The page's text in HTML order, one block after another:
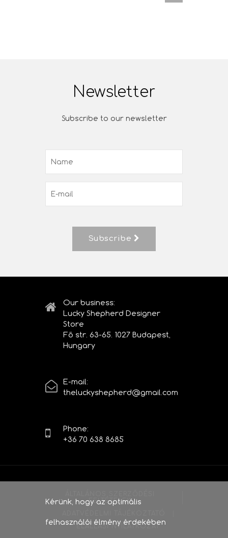
Newsletter
Subscribe to our newsletter
Subscribe
Our business:
Lucky Shepherd Designer
Store
Fő str. 63-65. 1027 Budapest,
Hungary
E-mail:
theluckyshepherd@gmail.com
Phone:
+36 70 638 8685
FELTÉTELEK
ELÁLLÁSI NYILATKOZAT
Kérünk, hogy az optimális
felhasználói élmény érdekében